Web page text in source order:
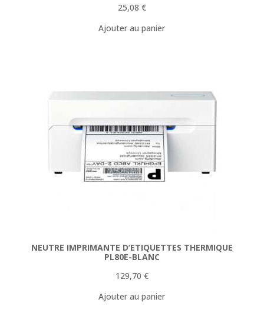
25,08 €
Ajouter au panier
NEUTRE IMPRIMANTE D’ETIQUETTES THERMIQUE
PL80E-BLANC
129,70 €
Ajouter au panier